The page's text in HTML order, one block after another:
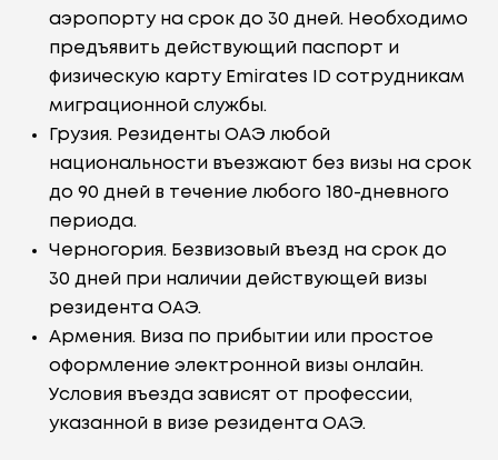
аэропорту на срок до 30 дней. Необходимо
предъявить действующий паспорт и
физическую карту Emirates ID сотрудникам
миграционной службы.
Грузия. Резиденты ОАЭ любой
национальности въезжают без визы на срок
до 90 дней в течение любого 180-дневного
периода.
Черногория. Безвизовый въезд на срок до
30 дней при наличии действующей визы
резидента ОАЭ.
Армения. Виза по прибытии или простое
оформление электронной визы онлайн.
Условия въезда зависят от профессии,
указанной в визе резидента ОАЭ.